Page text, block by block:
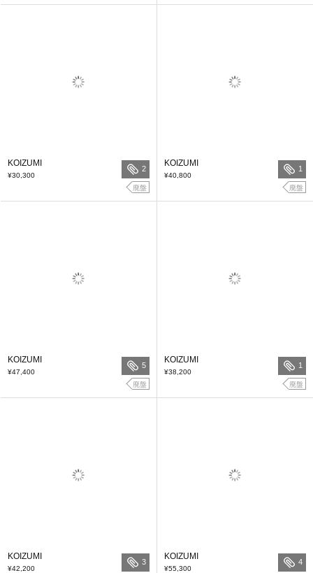
KOIZUMI
¥30,300
2
廃盤
KOIZUMI
¥40,800
1
廃盤
KOIZUMI
¥47,400
5
廃盤
KOIZUMI
¥38,200
1
廃盤
KOIZUMI
¥42,200
3
KOIZUMI
¥55,300
4